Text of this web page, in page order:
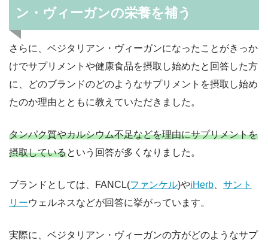
ン・ヴィーガンの栄養を補う
さらに、ベジタリアン・ヴィーガンになったことがきっか
けでサプリメントや健康食品を摂取し始めたと回答した方
に、どのブランドのどのようなサプリメントを摂取し始め
たのか理由とともに教えていただきました。
タンパク質やカルシウム不足などを理由にサプリメントを
摂取しているという回答が多くなりました。
ブランドとしては、FANCL(ファンケル)やiHerb
サント
リーウェルネスなどが回答に挙がっています。
実際に、ベジタリアン・ヴィーガンの方がどのようなサプ